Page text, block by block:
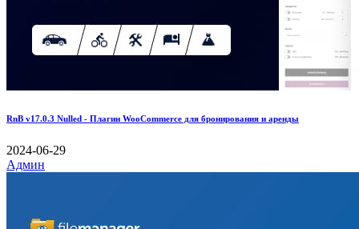
RnB v17.0.3 Nulled - Плагин WooCommerce для бронирования и аренды
2024-06-29
Админ